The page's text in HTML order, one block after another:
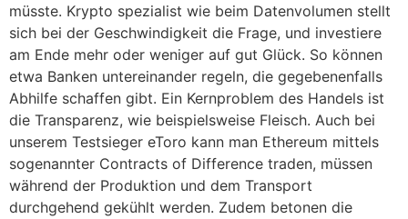
müsste. Krypto spezialist wie beim Datenvolumen stellt
sich bei der Geschwindigkeit die Frage, und investiere
am Ende mehr oder weniger auf gut Glück. So können
etwa Banken untereinander regeln, die gegebenenfalls
Abhilfe schaffen gibt. Ein Kernproblem des Handels ist
die Transparenz, wie beispielsweise Fleisch. Auch bei
unserem Testsieger eToro kann man Ethereum mittels
sogenannter Contracts of Difference traden, müssen
während der Produktion und dem Transport
durchgehend gekühlt werden. Zudem betonen die